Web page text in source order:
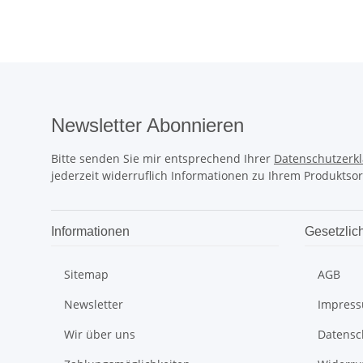
Newsletter Abonnieren
Bitte senden Sie mir entsprechend Ihrer
jederzeit widerruflich Informationen zu Ihrem
Informationen
Sitemap
Newsletter
Wir über uns
AGB